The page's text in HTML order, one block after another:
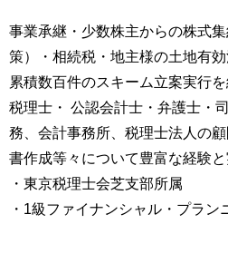
事業承継・少数株主からの株式
策）・相続税・地主様の土地有
累積数百件のスキーム立案実行を
税理士・ 公認会計士・弁護士・
務、会計事務所、税理士法人の
書作成等々について豊富な経験と
・東京税理士会芝支部所属
・1級ファイナンシャル・プラン